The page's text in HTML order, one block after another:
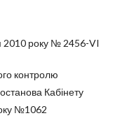
2010 року № 2456-VI
контролю
Кабінету
№1062